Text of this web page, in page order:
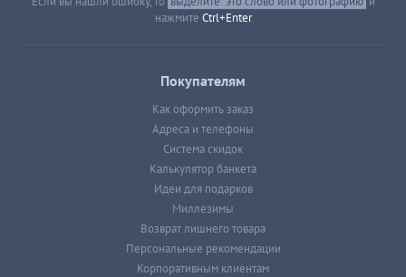
нажмите Ctrl+Enter
Покупателям
Как оформить заказ
Адреса и телефоны
Система скидок
Калькулятор банкета
Идеи для подарков
Миллезимы
Возврат лишнего товара
Персональные рекомендации
Корпоративным клиентам